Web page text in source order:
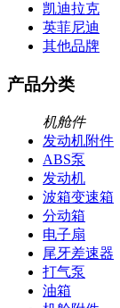
凯迪拉克
英菲尼迪
其他品牌
产品分类
机舱件
发动机附件
ABS泵
发动机
波箱变速箱
分动箱
电子扇
尾牙差速器
打气泵
油箱